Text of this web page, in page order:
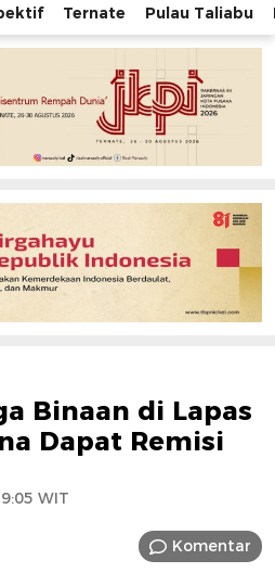
Ternate Pulau Taliabu
Binaan di Lapas
Dapat Remisi
WIT
Komentar